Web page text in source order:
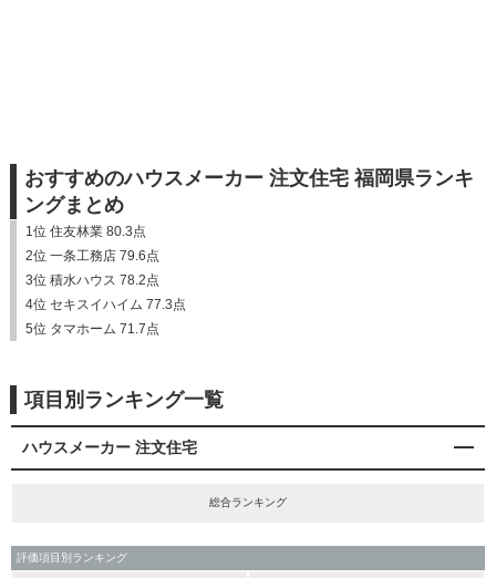
おすすめのハウスメーカー 注文住宅 福岡県ランキ
ングまとめ
1位 住友林業 80.3点
2位 一条工務店 79.6点
3位 積水ハウス 78.2点
4位 セキスイハイム 77.3点
5位 タマホーム 71.7点
項目別ランキング一覧
ハウスメーカー 注文住宅
総合ランキング
評価項目別ランキング